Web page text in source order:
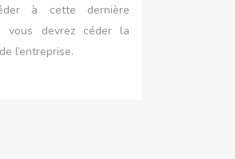
à cette dernière
vous devrez céder la
l’entreprise.